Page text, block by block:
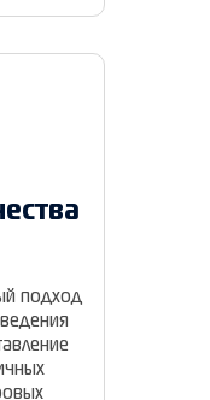
подход